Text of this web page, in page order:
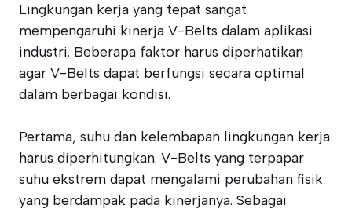
Lingkungan kerja yang tepat sangat
mempengaruhi kinerja V-Belts dalam aplikasi
industri. Beberapa faktor harus diperhatikan
agar V-Belts dapat berfungsi secara optimal
dalam berbagai kondisi.
Pertama, suhu dan kelembapan lingkungan kerja
harus diperhitungkan. V-Belts yang terpapar
suhu ekstrem dapat mengalami perubahan fisik
yang berdampak pada kinerjanya. Sebagai